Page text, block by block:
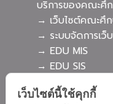
บริการของคณะศึ
→ เว็บไซต์คณะศึ
→ ระบบจัดการเว็
→ EDU MIS
→ EDU SIS
เว็บไซต์นี้ใช้คุกกี้